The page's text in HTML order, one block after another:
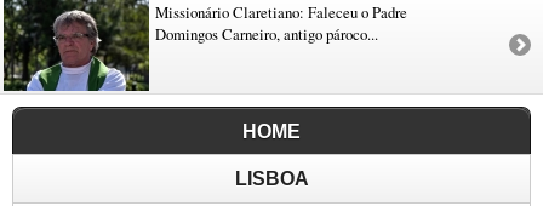
Missionário Claretiano: Faleceu o Padre
Domingos Carneiro, antigo pároco...
HOME
LISBOA